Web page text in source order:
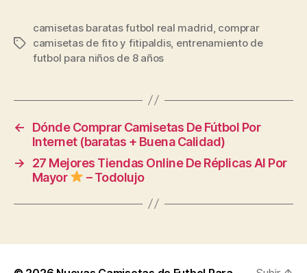
Etiquetas
camisetas baratas futbol real madrid comprar
camisetas de fito y fitipaldis, entrenamiento de
futbol para niños de 8 años
←
Dónde Comprar Camisetas De Fútbol Por
Internet (baratas + Buena Calidad)
→
27 Mejores Tiendas Online De Réplicas Al Por
Mayor
– Todolujo